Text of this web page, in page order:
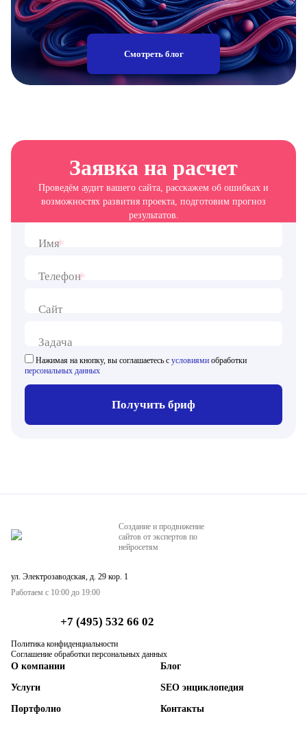
Смотреть блог
Заявка на расчет
Проведём аудит вашего сайта, расскажем об ошибках и
возможностях развития проекта, подготовим прогноз
результатов.
Имя*
Телефон*
Сайт
Задача
Нажимая на кнопку, вы соглашаетесь с условиями обработки
персональных данных
Получить бриф
Создание и продвижение
сайтов от экспертов по
нейросетям
ул. Электрозаводская, д. 29 кор. 1
Работаем с 10:00 до 19:00
+7 (495) 532 66 02
Политика конфиденциальности
Соглашение обработки персональных данных
О компании
Услуги
Портфолио
Блог
SEO энциклопедия
Контакты